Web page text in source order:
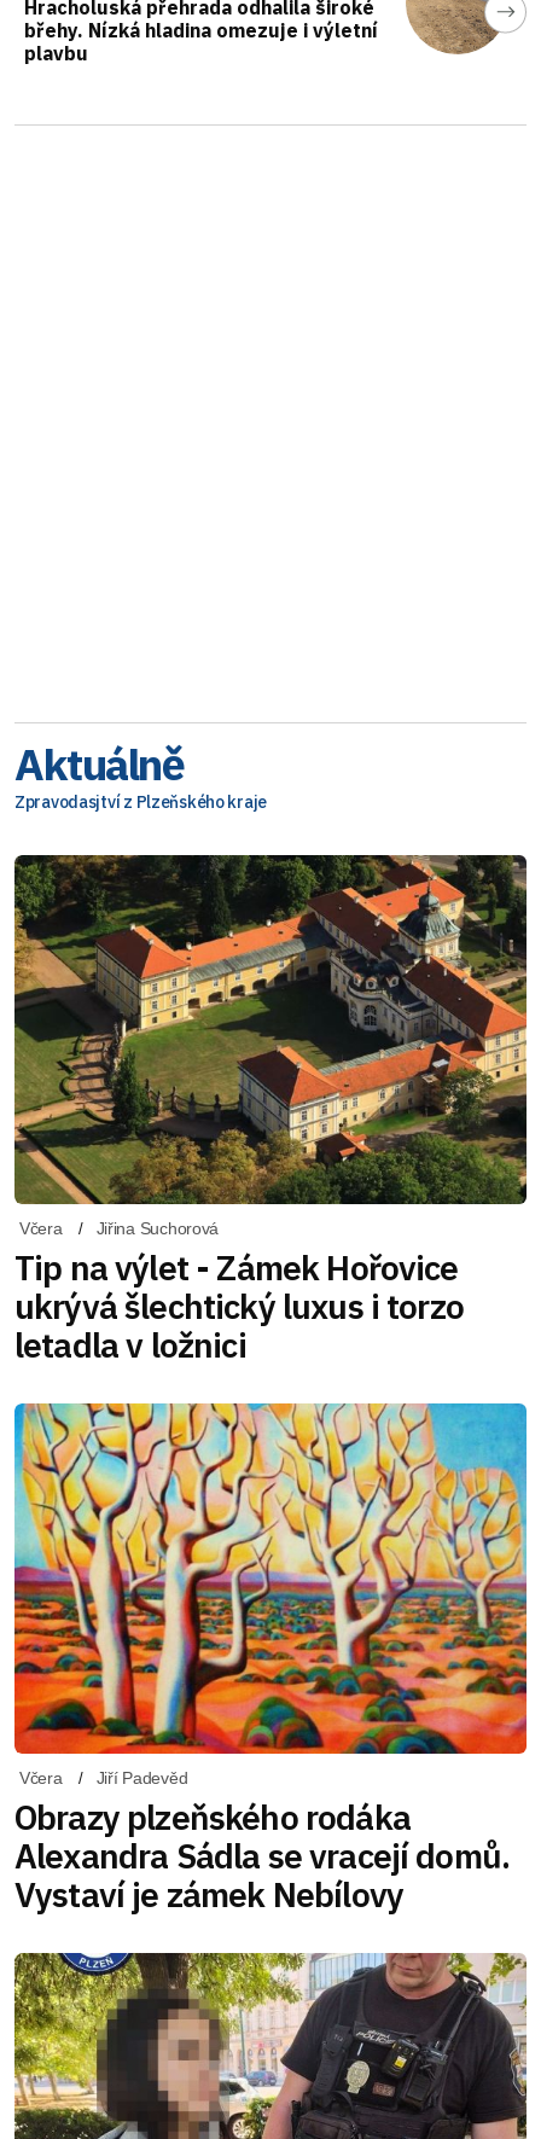
Hracholuská přehrada odhalila široké
břehy. Nízká hladina omezuje i výletní
plavbu
Aktuálně
Zpravodasjtví z Plzeňského kraje
Včera Jiřina Suchorová
Tip na výlet - Zámek Hořovice
ukrývá šlechtický luxus i torzo
letadla v ložnici
Včera Jiří Padevěd
Obrazy plzeňského rodáka
Alexandra Sádla se vracejí domů.
Vystaví je zámek Nebílovy